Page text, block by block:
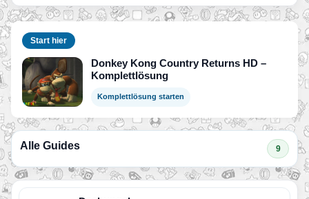
Start hier
Donkey Kong Country Returns HD –
Komplettlösung
Komplettlösung starten
Alle Guides 9